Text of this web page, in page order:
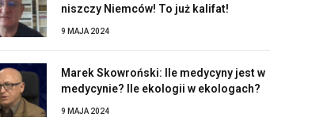
niszczy Niemców! To już kalifat!
9 MAJA 2024
Marek Skowroński: Ile medycyny jest w
medycynie? Ile ekologii w ekologach?
9 MAJA 2024